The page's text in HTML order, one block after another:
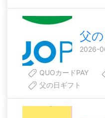
父
2026-
QUOカードPAY
父の日ギフト